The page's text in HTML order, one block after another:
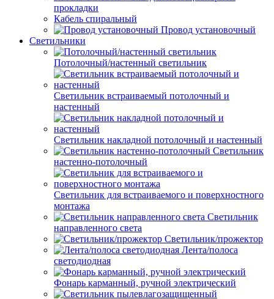
прокладки
Кабель спиральный
Провод установочный
Светильники
Потолочный/настенный светильник
Светильник встраиваемый потолочный и
настенный
Светильник накладной потолочный и настенный
Светильник
настенно-потолочный
Светильник для встраиваемого и поверхностного
монтажа
Светильник
направленного света
Светильник/прожектор
Лента/полоса
светодиодная
Фонарь карманный, ручной электрический